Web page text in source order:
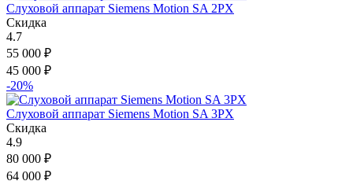
Слуховой аппарат Siemens Motion SA 2PX
Скидка
4.7
55 000 ₽
45 000 ₽
-20%
Слуховой аппарат Siemens Motion SA 3PX
Скидка
4.9
80 000 ₽
64 000 ₽